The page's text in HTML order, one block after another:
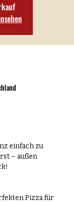
einfach zu
– außen
Pizza für